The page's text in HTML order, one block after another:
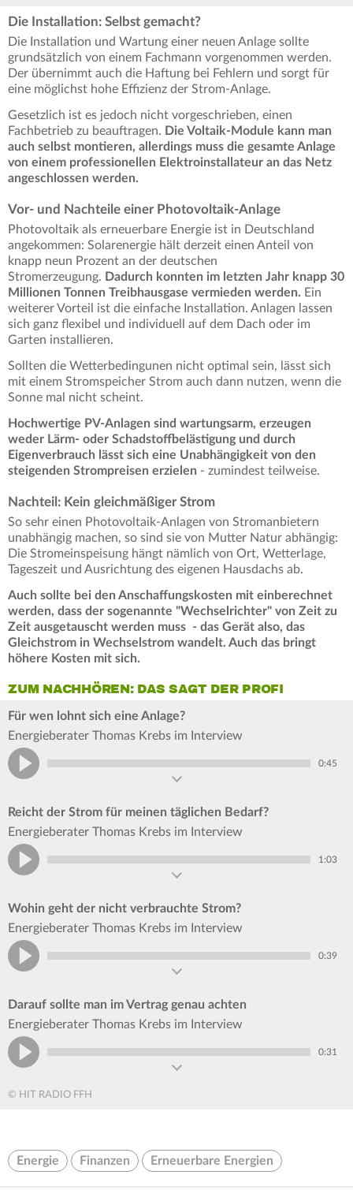
Die Installation: Selbst gemacht?
Die Installation und Wartung einer neuen Anlage sollte
grundsätzlich von einem Fachmann vorgenommen werden.
Der übernimmt auch die Haftung bei Fehlern und sorgt für
eine möglichst hohe Effizienz der Strom-Anlage.
Gesetzlich ist es jedoch nicht vorgeschrieben, einen
Fachbetrieb zu beauftragen. Die Voltaik-Module kann man
auch selbst montieren, allerdings muss die gesamte Anlage
von einem professionellen Elektroinstallateur an das Netz
angeschlossen werden.
Vor- und Nachteile einer Photovoltaik-Anlage
Photovoltaik als erneuerbare Energie ist in Deutschland
angekommen: Solarenergie hält derzeit einen Anteil von
knapp neun Prozent an der deutschen
Stromerzeugung. Dadurch konnten im letzten Jahr knapp 30
Millionen Tonnen Treibhausgase vermieden werden. Ein
weiterer Vorteil ist die einfache Installation. Anlagen lassen
sich ganz flexibel und individuell auf dem Dach oder im
Garten installieren.
Sollten die Wetterbedingunen nicht optimal sein, lässt sich
mit einem Stromspeicher Strom auch dann nutzen, wenn die
Sonne mal nicht scheint.
Hochwertige PV-Anlagen sind wartungsarm, erzeugen
weder Lärm- oder Schadstoffbelästigung und durch
Eigenverbrauch lässt sich eine Unabhängigkeit von den
steigenden Strompreisen erzielen - zumindest teilweise.
Nachteil: Kein gleichmäßiger Strom
So sehr einen Photovoltaik-Anlagen von Stromanbietern
unabhängig machen, so sind sie von Mutter Natur abhängig:
Die Stromeinspeisung hängt nämlich von Ort, Wetterlage,
Tageszeit und Ausrichtung des eigenen Hausdachs ab.
Auch sollte bei den Anschaffungskosten mit einberechnet
werden, dass der sogenannte "Wechselrichter" von Zeit zu
Zeit ausgetauscht werden muss - das Gerät also, das
Gleichstrom in Wechselstrom wandelt. Auch das bringt
höhere Kosten mit sich.
ZUM NACHHÖREN: DAS SAGT DER PROFI
Für wen lohnt sich eine Anlage?
Energieberater Thomas Krebs im Interview
0:45
Reicht der Strom für meinen täglichen Bedarf?
Energieberater Thomas Krebs im Interview
1:03
Wohin geht der nicht verbrauchte Strom?
Energieberater Thomas Krebs im Interview
0:39
Darauf sollte man im Vertrag genau achten
Energieberater Thomas Krebs im Interview
0:31
© HIT RADIO FFH
Energie Finanzen Erneuerbare Energien